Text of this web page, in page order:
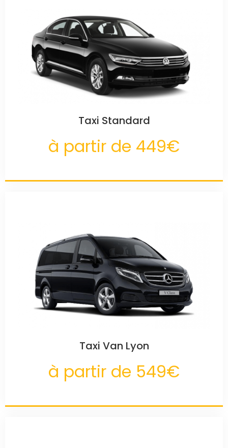
Taxi Standard
à partir de 449€
Taxi Van Lyon
à partir de 549€